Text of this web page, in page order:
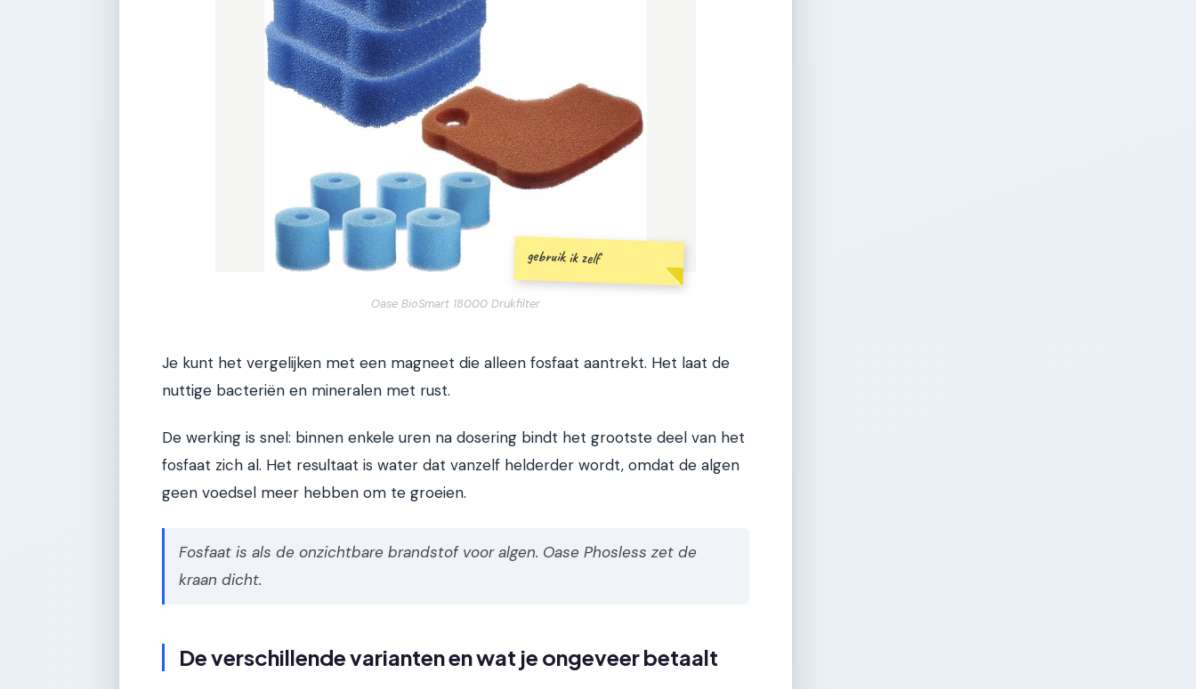
gebruik ik zelf
Oase BioSmart 18000 Drukfilter
Je kunt het vergelijken met een magneet die alleen fosfaat aantrekt. Het laat de
nuttige bacteriën en mineralen met rust.
De werking is snel: binnen enkele uren na dosering bindt het grootste deel van het
fosfaat zich al. Het resultaat is water dat vanzelf helderder wordt, omdat de algen
geen voedsel meer hebben om te groeien.
Fosfaat is als de onzichtbare brandstof voor algen. Oase Phosless zet de
kraan dicht.
De verschillende varianten en wat je ongeveer betaalt